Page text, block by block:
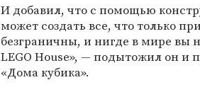
И добавил, что с помощью
может создать все, что только
безграничны, и нигде в мире вы
LEGO House», — подытожил он и
«Дома кубика».